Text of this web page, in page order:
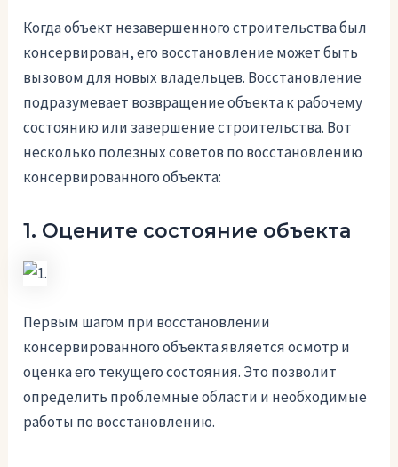
Когда объект незавершенного строительства был
консервирован, его восстановление может быть
вызовом для новых владельцев. Восстановление
подразумевает возвращение объекта к рабочему
состоянию или завершение строительства. Вот
несколько полезных советов по восстановлению
консервированного объекта:
1. Оцените состояние объекта
Первым шагом при восстановлении
консервированного объекта является осмотр и
оценка его текущего состояния. Это позволит
определить проблемные области и необходимые
работы по восстановлению.